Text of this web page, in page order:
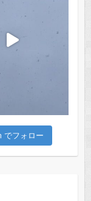
でフォロー